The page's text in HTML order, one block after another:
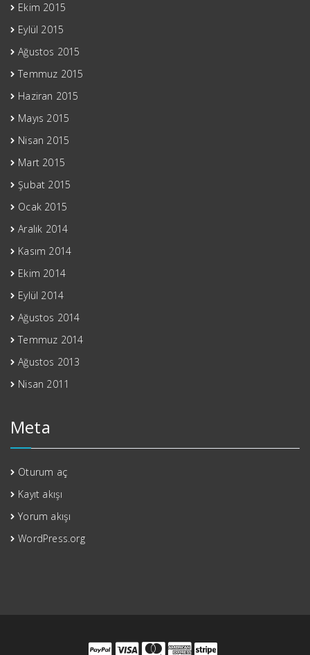
Ekim 2015
Eylül 2015
Ağustos 2015
Temmuz 2015
Haziran 2015
Mayıs 2015
Nisan 2015
Mart 2015
Şubat 2015
Ocak 2015
Aralık 2014
Kasım 2014
Ekim 2014
Eylül 2014
Ağustos 2014
Temmuz 2014
Ağustos 2013
Nisan 2011
Meta
Oturum aç
Kayıt akışı
Yorum akışı
WordPress.org